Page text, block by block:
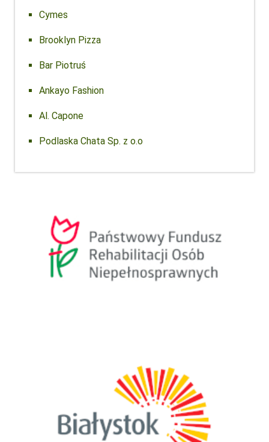
Cymes
Brooklyn Pizza
Bar Piotruś
Ankayo Fashion
Al. Capone
Podlaska Chata Sp. z o.o